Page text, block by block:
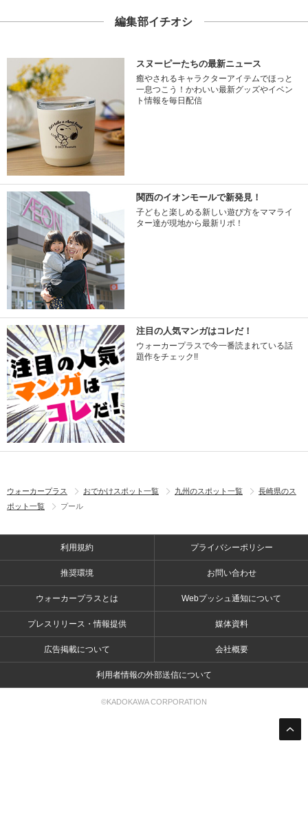
編集部イチオシ
スヌーピーたちの最新ニュース
癒やされるキャラクターアイテムでほっと
一息つこう！かわいい最新グッズやイベン
ト情報を毎日配信
関西のイオンモールで新発見！
子どもと楽しめる新しい遊び方をママライ
ター達が現地から最新リポ！
注目の人気マンガはコレだ！
ウォーカープラスで今一番読まれている話
題作をチェック!!
ウォーカープラス おでかけスポット一覧 九州のスポット一覧
長崎県のス
ポット一覧
プール
利用規約 プライバシーポリシー
推奨環境 お問い合わせ
ウォーカープラスとは Webプッシュ通知について
プレスリリース・情報提供 媒体資料
広告掲載について 会社概要
利用者情報の外部送信について
©KADOKAWA CORPORATION